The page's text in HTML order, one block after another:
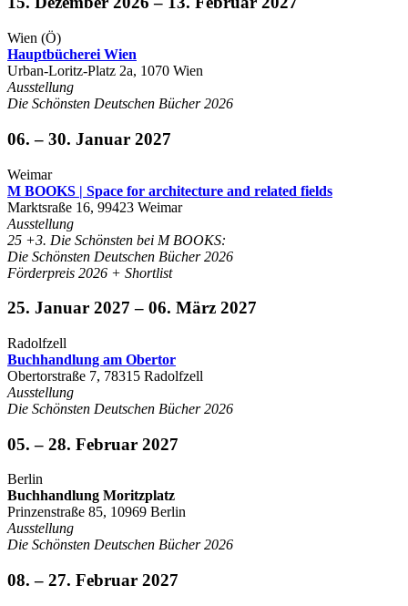
Wien (Ö)
Hauptbücherei Wien
Urban-Loritz-Platz 2a, 1070 Wien
Ausstellung
Die Schönsten Deutschen Bücher 2026
06. – 30. Januar 2027
Weimar
M BOOKS | Space for architecture and related fields
Marktsraße 16, 99423 Weimar
Ausstellung
25 +3. Die Schönsten bei M BOOKS:
Die Schönsten Deutschen Bücher 2026
Förderpreis 2026 + Shortlist
25. Januar 2027 – 06. März 2027
Radolfzell
Buchhandlung am Obertor
Obertorstraße 7, 78315 Radolfzell
Ausstellung
Die Schönsten Deutschen Bücher 2026
05. – 28. Februar 2027
Berlin
Buchhandlung Moritzplatz
Prinzenstraße 85, 10969 Berlin
Ausstellung
Die Schönsten Deutschen Bücher 2026
08. – 27. Februar 2027